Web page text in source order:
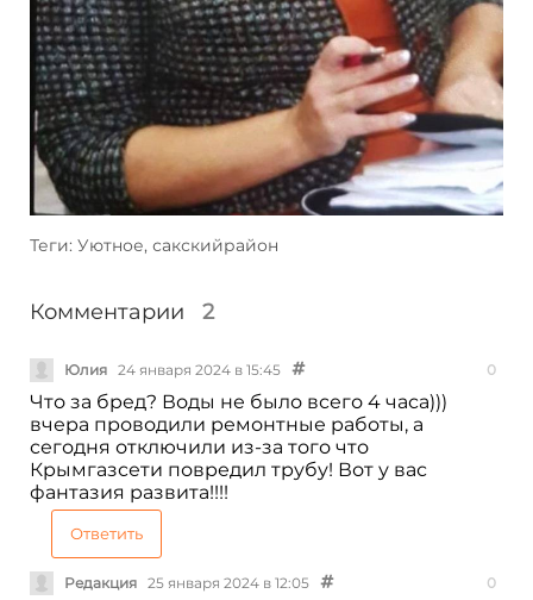
Теги: Уютное, сакскийрайон
Комментарии 2
Юлия 24 января 2024 в 15:45 0
Что за бред? Воды не было всего 4 часа)))
вчера проводили ремонтные работы, а
сегодня отключили из-за того что
Крымгазсети повредил трубу! Вот у вас
фантазия развита!!!!
Ответить
Редакция 25 января 2024 в 12:05 0